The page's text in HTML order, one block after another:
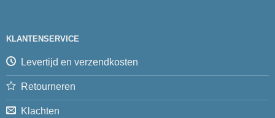
KLANTENSERVICE
Levertijd en verzendkosten
Retourneren
Klachten